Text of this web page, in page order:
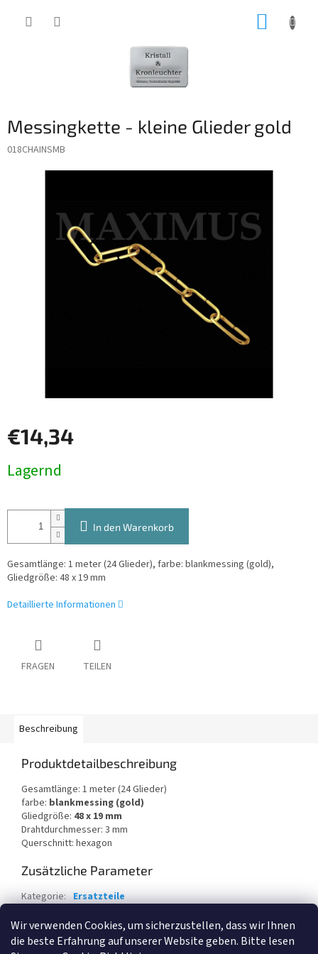
Wir verwenden Cookies, um sicherzustellen, dass wir Ihnen
die beste Erfahrung auf unserer Website geben. Bitte lesen
Messingkette - kleine Glieder gold
018CHAINSMB
€14,34
Lagernd
In den Warenkorb
Gesamtlänge: 1 meter (24 Glieder), farbe: blankmessing (gold),
Gliedgröße: 48 x 19 mm
Detaillierte Informationen
FRAGEN TEILEN
Beschreibung
Produktdetailbeschreibung
Gesamtlänge: 1 meter (24 Glieder)
farbe: blankmessing (gold)
Gliedgröße: 48 x 19 mm
Drahtdurchmesser: 3 mm
Querschnitt: hexagon
Zusätzliche Parameter
Kategorie: Ersatzteile